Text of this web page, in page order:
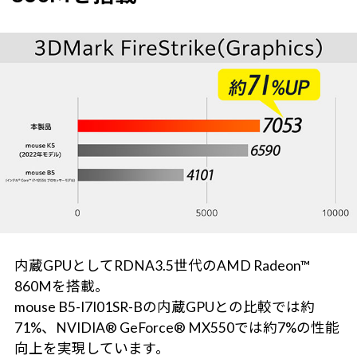
内蔵GPUとしてRDNA3.5世代のAMD Radeon™
860Mを搭載。
mouse B5-I7I01SR-Bの内蔵GPUとの比較では約
71%、NVIDIA® GeForce® MX550では約7%の性能
向上を実現しています。